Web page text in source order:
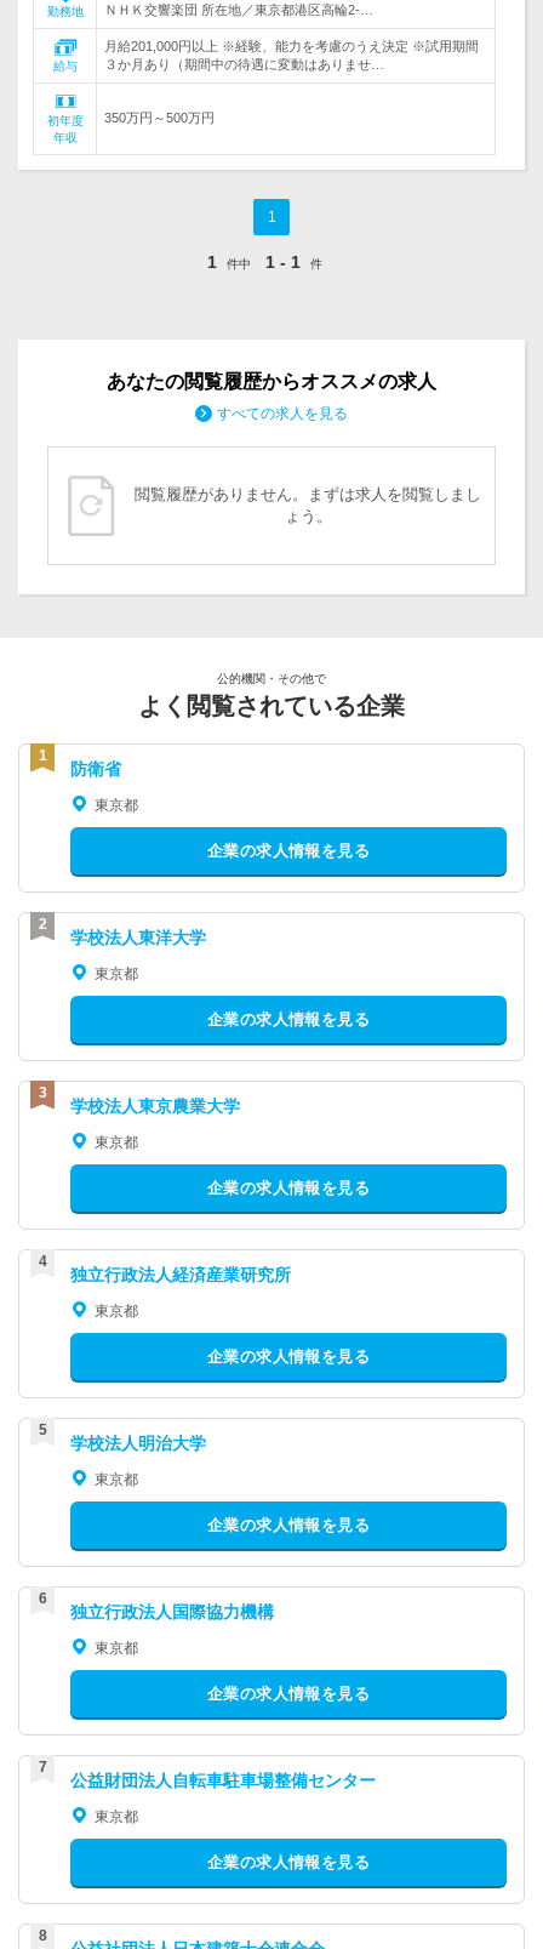
勤務地
ＮＨＫ交響楽団 所在地／東京都港区高輪2-…
給与
月給201,000円以上 ※経験、能力を考慮のうえ決定 ※試用期間
３か月あり（期間中の待遇に変動はありませ…
初年度
年収
350万円～500万円
1
1 件中 1 - 1 件
あなたの閲覧履歴からオススメの求人
すべての求人を見る
閲覧履歴がありません。まずは求人を閲覧しまし
ょう。
公的機関・その他で
よく閲覧されている企業
防衛省
東京都
企業の求人情報を見る
学校法人東洋大学
東京都
企業の求人情報を見る
学校法人東京農業大学
東京都
企業の求人情報を見る
独立行政法人経済産業研究所
東京都
企業の求人情報を見る
学校法人明治大学
東京都
企業の求人情報を見る
独立行政法人国際協力機構
東京都
企業の求人情報を見る
公益財団法人自転車駐車場整備センター
東京都
企業の求人情報を見る